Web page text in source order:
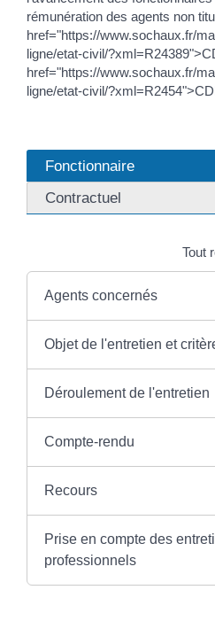
rémunération des agents non
href="https://www.sochaux.fr/
ligne/etat-civil/
href="https://www.sochaux.fr/
ligne/etat-civil/
Fonctionnaire
Contractuel
Tout
Agents concernés
Objet de l'entretien et
Déroulement de l'entretien
Compte-rendu
Recours
Prise en compte des
professionnels